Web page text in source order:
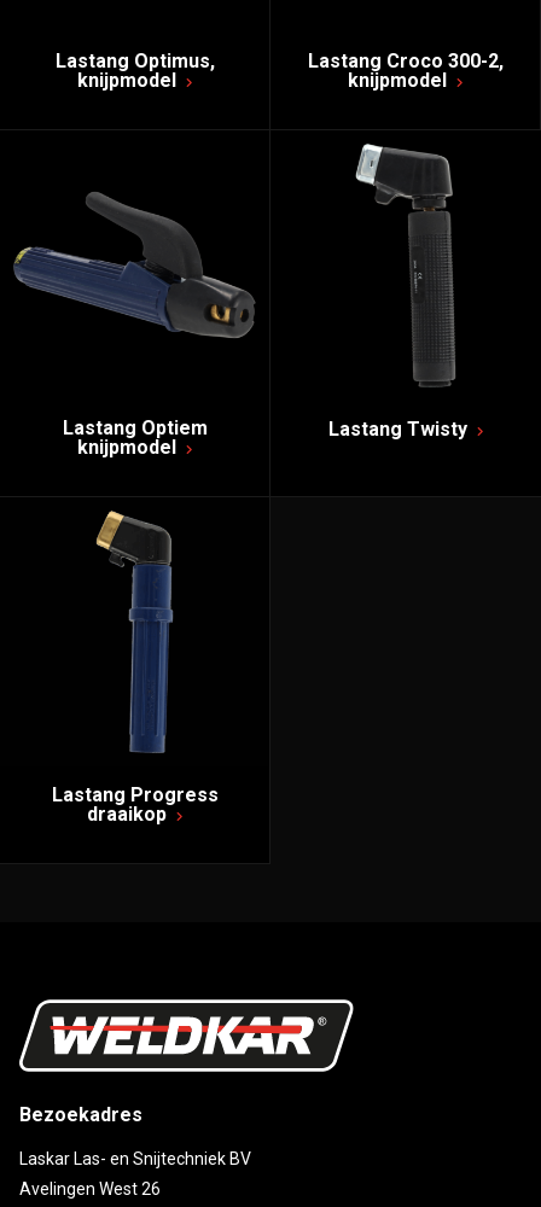
Lastang Optimus,
knijpmodel
Lastang Croco 300-2,
knijpmodel
Lastang Optiem
knijpmodel
Lastang Twisty
Lastang Progress
draaikop
Bezoekadres
Laskar Las- en Snijtechniek BV
Avelingen West 26